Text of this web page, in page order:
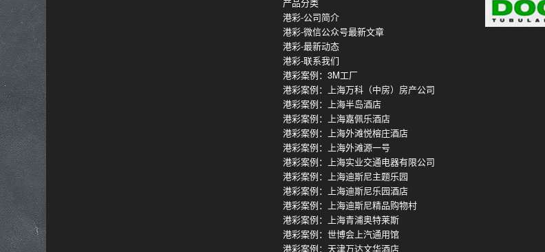
港彩-公司简介
港彩-微信公众号最新文章
港彩-最新动态
港彩-联系我们
港彩案例：3M工厂
港彩案例：上海万科（中房）房产公司
港彩案例：上海半岛酒店
港彩案例：上海嘉佩乐酒店
港彩案例：上海外滩悦榕庄酒店
港彩案例：上海外滩源一号
港彩案例：上海实业交通电器有限公司
港彩案例：上海迪斯尼主题乐园
港彩案例：上海迪斯尼乐园酒店
港彩案例：上海迪斯尼精品购物村
港彩案例：上海青浦奥特莱斯
港彩案例：世博会上汽通用馆
港彩案例：天津万达文华酒店